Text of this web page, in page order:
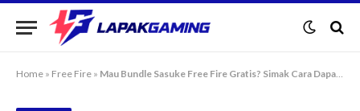
Home » Free Fire » Mau Bundle Sasuke Free Fire Gratis? Simak Cara Dapatkannya di Sini!